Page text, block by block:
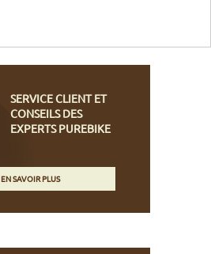
SERVICE CLIENT ET
CONSEILS DES
EXPERTS PUREBIKE
EN SAVOIR PLUS